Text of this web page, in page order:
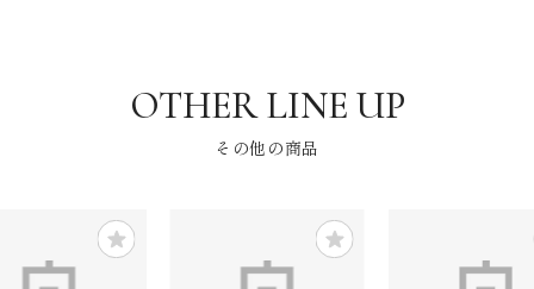
その他の商品